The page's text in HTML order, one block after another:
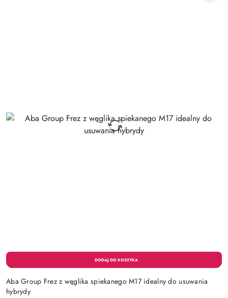
Aba Group Frez z węglika spiekanego M17 idealny do usuwania
hybrydy